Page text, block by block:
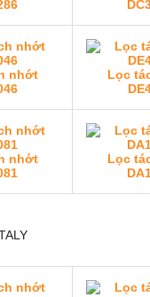
nhớt
Lọc
nhớt
Lọc